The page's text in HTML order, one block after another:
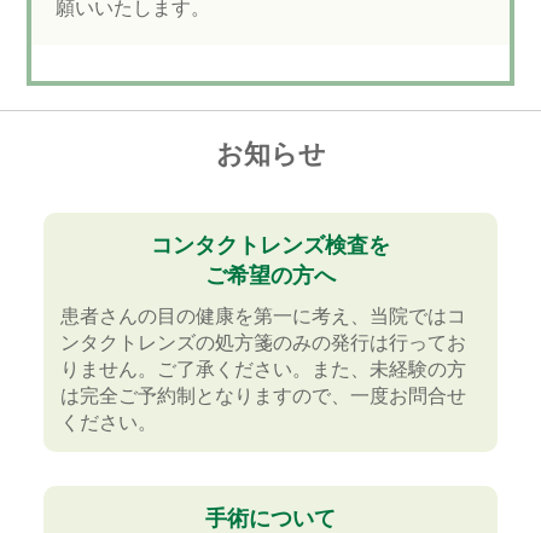
願いいたします。
2026年1月6日
1月8日（木）診療時間について
（状況により12時以前で受付終了となる場合があ
尚、午後診療は通常通りとさせていただきます
が、診療開始時間が遅れる場合があります。
予めご了承ください。
12月25日（木）診療時間について
お知らせ
コンタクトレンズ検査を
ご希望の方へ
患者さんの目の健康を第一に考え、当院ではコ
ンタクトレンズの処方箋のみの発行は行ってお
りません。ご了承ください。また、未経験の方
は完全ご予約制となりますので、一度お問合せ
ください。
手術について